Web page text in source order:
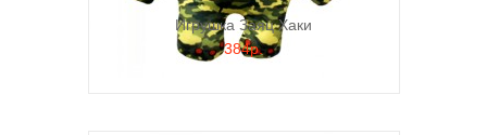
Игрушка Заяц Хаки
384р.